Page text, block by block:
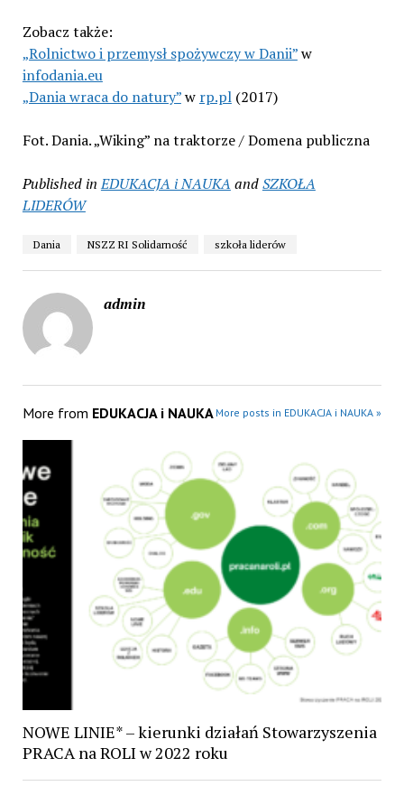
Zobacz także:
„Rolnictwo i przemysł spożywczy w Danii”w
infodania.eu
„Dania wraca do natury”w rp.pl(2017)
Fot. Dania. „Wiking” na traktorze / Domena publiczna
Published in EDUKACJA i NAUKA andSZKOŁA
LIDERÓW
Dania NSZZ RI Solidarność szkoła liderów
admin
More from EDUKACJA i NAUKA More posts in EDUKACJA i NAUKA »
NOWE LINIE* – kierunki działań Stowarzyszenia
PRACA na ROLI w 2022 roku